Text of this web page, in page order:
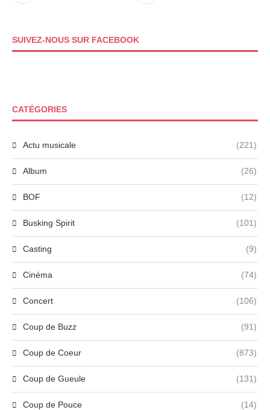
SUIVEZ-NOUS SUR FACEBOOK
CATÉGORIES
Actu musicale (221)
Album (26)
BOF (12)
Busking Spirit (101)
Casting (9)
Cinéma (74)
Concert (106)
Coup de Buzz (91)
Coup de Coeur (873)
Coup de Gueule (131)
Coup de Pouce (14)